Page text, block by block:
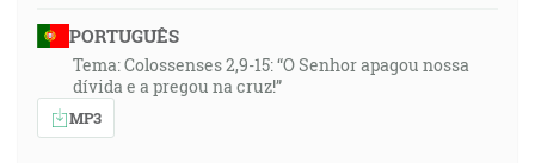
PORTUGUÊS
Tema: Colossenses 2,9-15: “O Senhor apagou nossa
dívida e a pregou na cruz!”
MP3